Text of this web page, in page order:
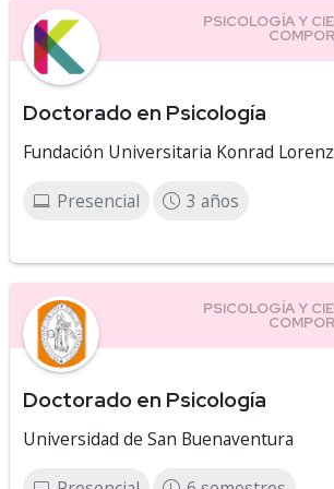
Doctorado en Psicología
Fundación Universitaria Konrad Lorenz
Presencial 3 años
Doctorado en Psicología
Universidad de San Buenaventura